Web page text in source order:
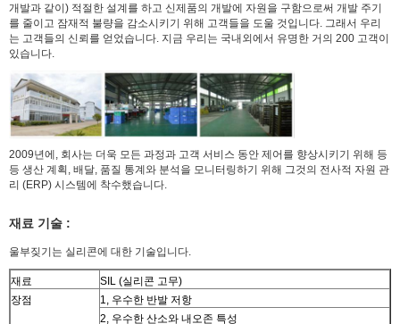
개발과 같이) 적절한 설계를 하고 신제품의 개발에 자원을 구함으로써 개발 주기
를 줄이고 잠재적 불량을 감소시키기 위해 고객들을 도울 것입니다. 그래서 우리
는 고객들의 신뢰를 얻었습니다. 지금 우리는 국내외에서 유명한 거의 200 고객이
있습니다.
2009년에, 회사는 더욱 모든 과정과 고객 서비스 동안 제어를 향상시키기 위해 등
등 생산 계획, 배달, 품질 통계와 분석을 모니터링하기 위해 그것의 전사적 자원 관
리 (ERP) 시스템에 착수했습니다.
재료 기술 :
울부짖기는 실리콘에 대한 기술입니다.
재료
SIL (실리콘 고무)
장점
1, 우수한 반발 저항
2, 우수한 산소와 내오존 특성